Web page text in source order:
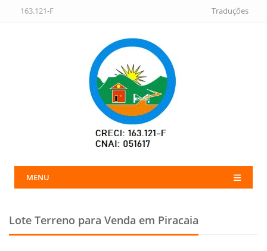
163.121-F Traduções
MENU
Lote Terreno para Venda em Piracaia